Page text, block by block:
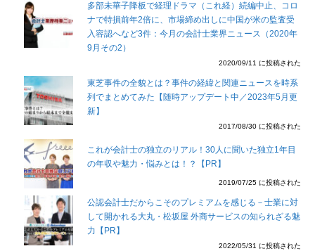
多部未華子降板で経理ドラマ（これ経）続編中止、コロ
ナで特損前年2倍に、市場締め出しに中国が米の監査受
入容認へなど3件：今月の会計士業界ニュース（2020年
9月その2）
2020/09/11 に投稿された
東芝事件の全貌とは？事件の経緯と関連ニュースを時系
列でまとめてみた【随時アップデート中／2023年5月更
新】
2017/08/30 に投稿された
これが会計士の独立のリアル！30人に聞いた独立1年目
の年収や魅力・悩みとは！？【PR】
2019/07/25 に投稿された
公認会計士だからこそのプレミアムを感じる－士業に対
して開かれる大丸・松坂屋 外商サービスの知られざる魅
力【PR】
2022/05/31 に投稿された